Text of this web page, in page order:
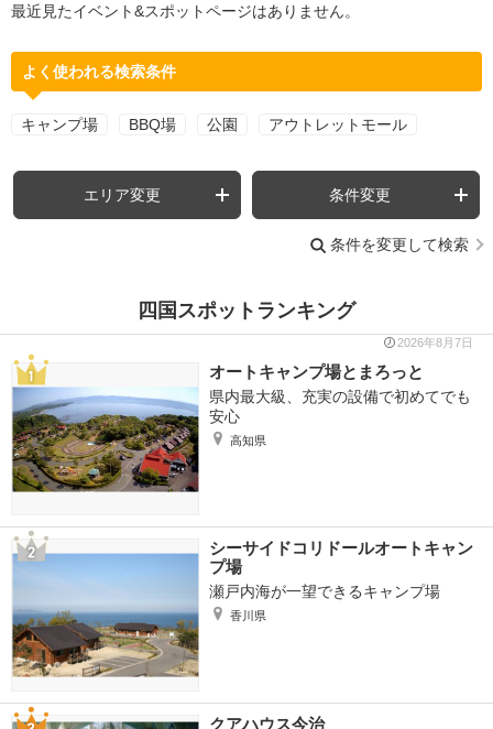
最近見たイベント&スポットページはありません。
よく使われる検索条件
キャンプ場 BBQ場 公園 アウトレットモール
エリア変更 条件変更
条件を変更して検索
四国スポットランキング
2026年8月7日
オートキャンプ場とまろっと
県内最大級、充実の設備で初めてでも
安心
高知県
シーサイドコリドールオートキャン
プ場
瀬戸内海が一望できるキャンプ場
香川県
クアハウス今治